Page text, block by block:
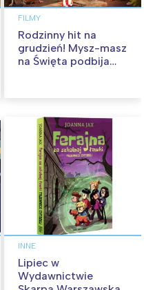
FILMY
Rodzinny hit na
grudzień! Mysz-masz
na Święta podbija
INNE
Lipiec w
Wydawnictwie